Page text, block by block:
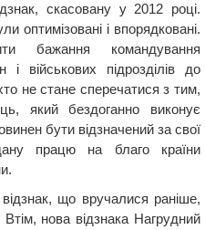
скасовану у 2012 році.
оптимізовані і впорядковані.
бажання командування
і військових підрозділів до
не стане сперечатися з тим,
який бездоганно виконує
бути відзначений за свої
працю на благо країни
відзнак, що вручалися раніше,
нова відзнака Нагрудний